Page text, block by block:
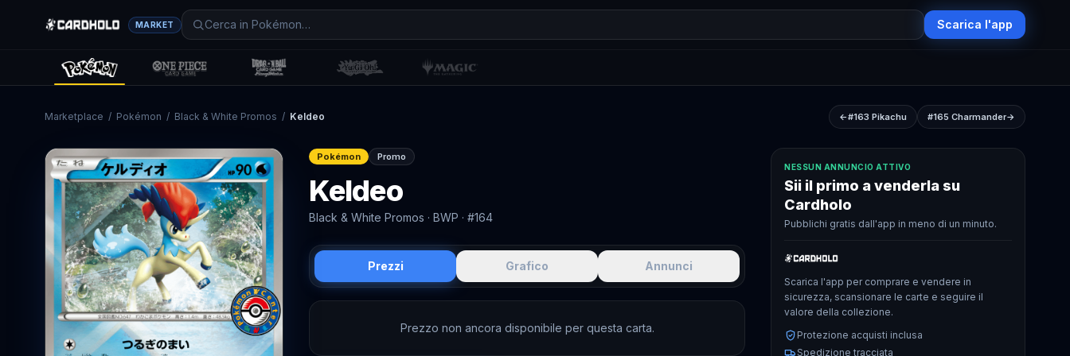
MARKET Scarica l'app
Marketplace / Pokémon / Black & White Promos / Keldeo ←#163 Pikachu #165 Charmander→
Pokémon Promo
Keldeo
Black & White Promos · BWP · #164
Prezzi Grafico Annunci
Prezzo non ancora disponibile per questa carta.
NESSUN ANNUNCIO ATTIVO
Sii il primo a venderla su
Cardholo
Pubblichi gratis dall'app in meno di un minuto.
Scarica l'app per comprare e vendere in
sicurezza, scansionare le carte e seguire il
valore della collezione.
Protezione acquisti inclusa
Spedizione tracciata